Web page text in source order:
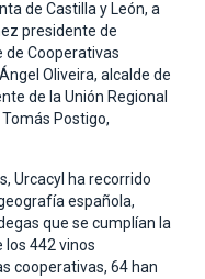
de Castilla y León, a
presidente de
de Cooperativas
Oliveira, alcalde de
de la Unión Regional
Postigo,
Urcacyl ha recorrido
española,
que se cumplían la
los 442 vinos
cooperativas, 64 han